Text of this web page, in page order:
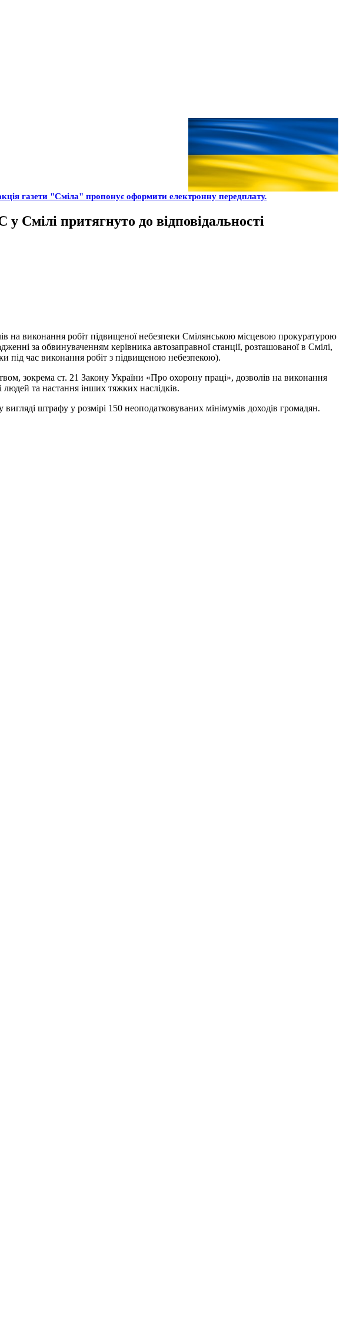
газети "Сміла" пропонує оформити електронну передплату.
Смілі притягнуто до відповідальності
на виконання робіт підвищеної небезпеки Смілянською місцевою прокуратурою
за обвинуваченням керівника автозаправної станції, розташованої в Смілі,
під час виконання робіт з підвищеною небезпекою).
зокрема ст. 21 Закону України «Про охорону праці», дозволів на виконання
та настання інших тяжких наслідків.
штрафу у розмірі 150 неоподатковуваних мінімумів доходів громадян.